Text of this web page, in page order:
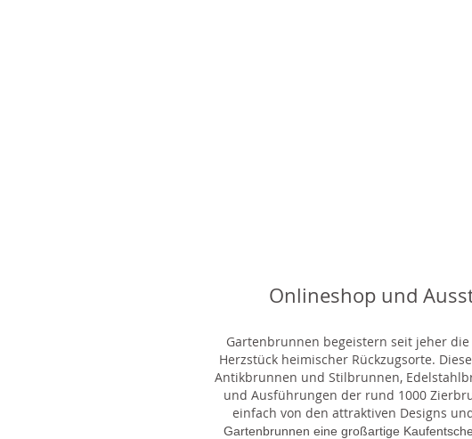
Onlineshop und
Gartenbrunnen begeistern seit jeher
Herzstück heimischer Rückzugsorte.
Antikbrunnen und Stilbrunnen,
und Ausführungen der rund 1000
einfach von den attraktiven Designs
Gartenbrunnen eine großartige